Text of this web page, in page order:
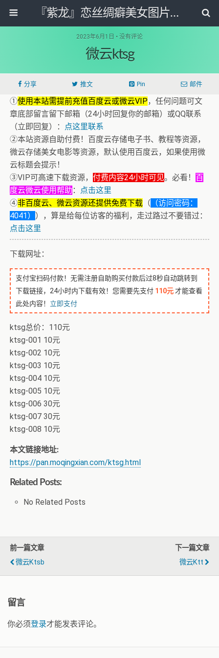
『紫龙』恋丝绸癖美女图片套图写真网
2023年6月1日 • 没有评论
微云ktsg
分享 推文 Pin 邮件
①使用本站需提前充值百度云或微云VIP，任何问题可文
章底部留言留下邮箱（24小时回复你的邮箱）或QQ联系
（立即回复）：
点这里联系
②本站资源自助付费！百度云存储电子书、教程等资源，
微云存储美女电影等资源，默认使用百度云，如果使用微
云标题会提示！
③VIP可高速下载资源， 付费内容24小时可见。必看！ 百
度云微云使用帮助 ：
点击这里
④非百度云、微云资源还提供免费下载 （ （访问密码：
4041） ），算是给每位访客的福利，走过路过不要错过：
点击这里
下载网址：
支付宝扫码付款！无需注册自助购买付款后过8秒自动跳转到
下载链接，24小时内下载有效！您需要先支付 110元 才能查看
此处内容！ 立即支付
ktsg总价：110元
ktsg-001 10元
ktsg-002 10元
ktsg-003 10元
ktsg-004 10元
ktsg-005 10元
ktsg-006 30元
ktsg-007 30元
ktsg-008 10元
本文链接地址:
https://pan.moqingxian.com/ktsg.html
Related Posts:
No Related Posts
前一篇文章
微云ktsb
下一篇文章
微云ktt
留言
你必须登录才能发表评论。